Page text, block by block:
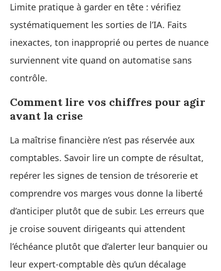
Limite pratique à garder en tête : vérifiez
systématiquement les sorties de l’IA. Faits
inexactes, ton inapproprié ou pertes de nuance
surviennent vite quand on automatise sans
contrôle.
Comment lire vos chiffres pour agir
avant la crise
La maîtrise financière n’est pas réservée aux
comptables. Savoir lire un compte de résultat,
repérer les signes de tension de trésorerie et
comprendre vos marges vous donne la liberté
d’anticiper plutôt que de subir. Les erreurs que
je croise souvent dirigeants qui attendent
l’échéance plutôt que d’alerter leur banquier ou
leur expert‑comptable dès qu’un décalage